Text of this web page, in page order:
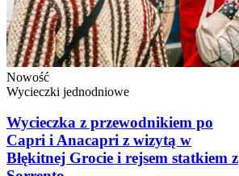
Nowość
Wycieczki jednodniowe
Wycieczka z przewodnikiem po
Capri i Anacapri z wizytą w
Błękitnej Grocie i rejsem statkiem z